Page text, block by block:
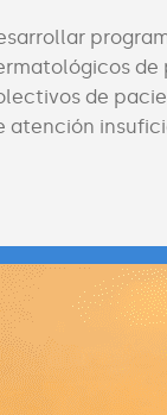
de
de
atención